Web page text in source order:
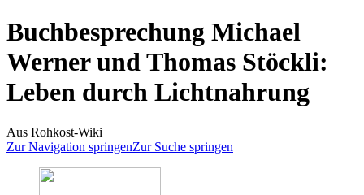
Buchbesprechung Michael
Werner und Thomas Stöckli:
Leben durch Lichtnahrung
Aus Rohkost-Wiki
Zur Navigation springenZur Suche springen